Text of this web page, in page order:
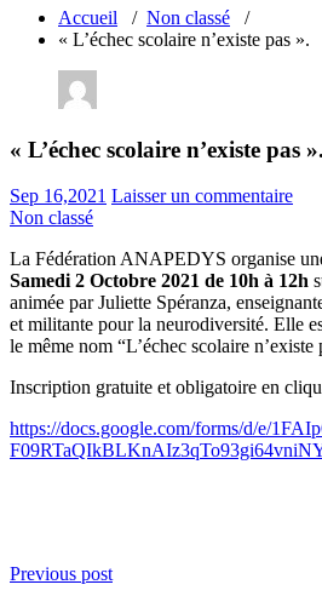
Accueil / Non classé /
« L’échec scolaire n’existe pas ».
« L’échec scolaire n’existe pas ».
Sep 16,2021 Laisser un commentaire
Non classé
La Fédération ANAPEDYS organise
Samedi 2 Octobre 2021 de 10h à 12h
animée par Juliette Spéranza,
et militante pour la neurodiversité. Elle
le même nom “L’échec scolaire n’existe
Inscription gratuite et obligatoire en
https://docs.google.com/forms/d/e/
Previous post